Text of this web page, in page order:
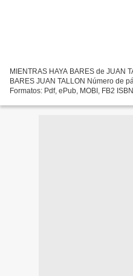
MIENTRAS HAYA BARES de JUAN
BARES JUAN TALLON Número de
Formatos: Pdf, ePub, MOBI, FB2